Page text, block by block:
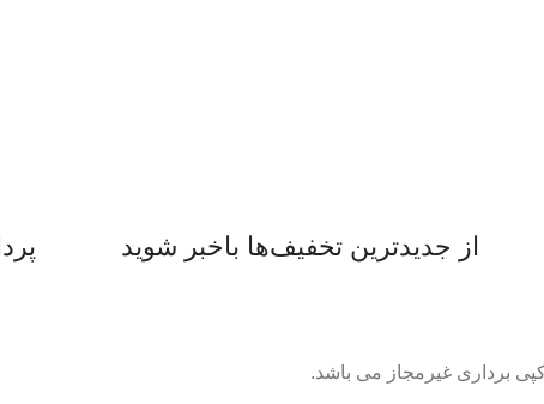
از جدیدترین تخفیف‌ها باخبر شوید
برداری غیرمجاز می باشد.